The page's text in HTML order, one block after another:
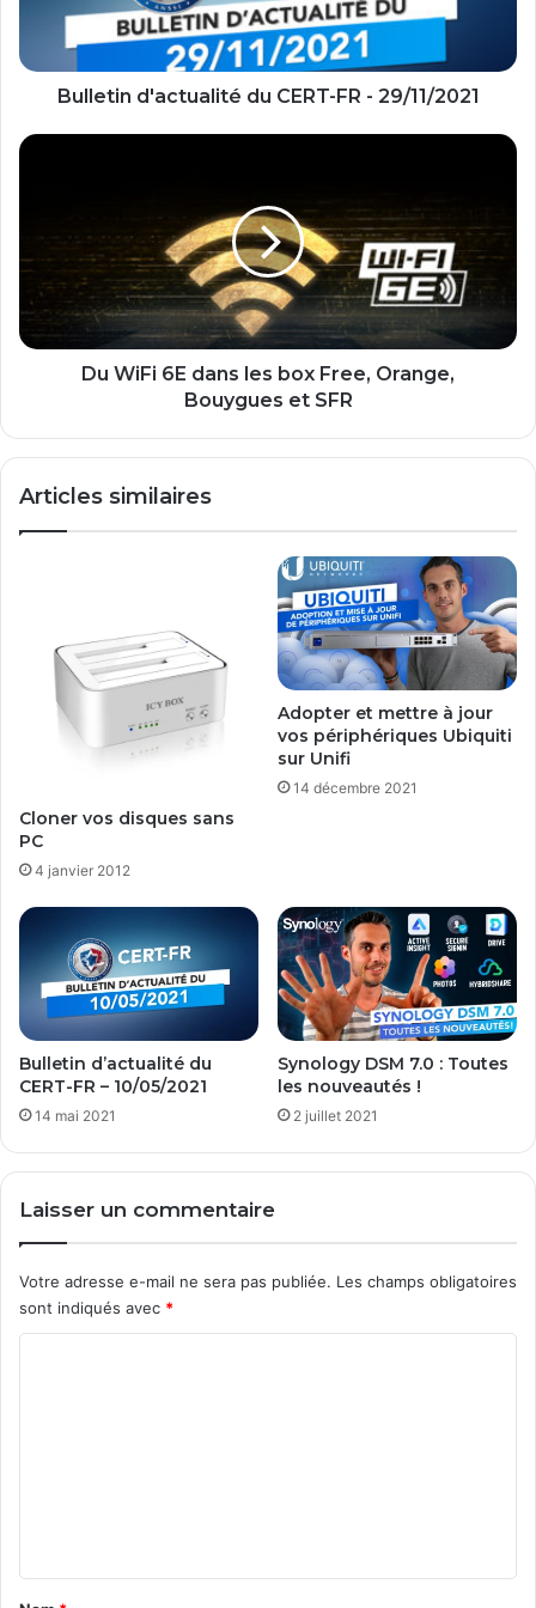
29/11/2021
Bulletin d'actualité du CERT-FR - 29/11/2021
Du
box
Free,
Orange,
Bouygues
Du WiFi 6E dans les box Free, Orange,
Bouygues et SFR
Articles similaires
Cloner vos disques sans
PC
4 janvier 2012
Adopter et mettre à jour
vos périphériques Ubiquiti
sur Unifi
14 décembre 2021
Bulletin d’actualité du
CERT-FR – 10/05/2021
14 mai 2021
Synology DSM 7.0 : Toutes
les nouveautés !
2 juillet 2021
Laisser un commentaire
Votre adresse e-mail ne sera pas publiée. Les champs obligatoires
sont indiqués avec *
a